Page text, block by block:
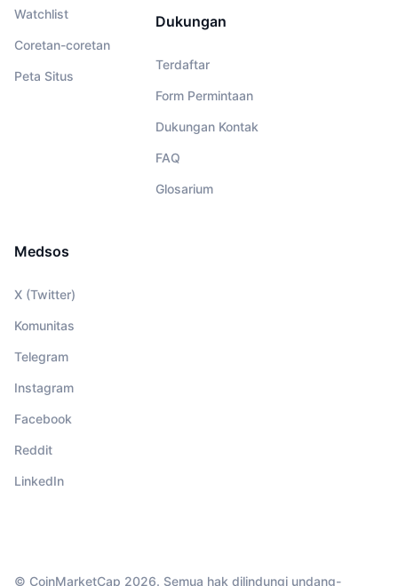
Watchlist
Coretan-coretan
Peta Situs
Dukungan
Terdaftar
Form Permintaan
Dukungan Kontak
FAQ
Glosarium
Medsos
X (Twitter)
Komunitas
Telegram
Instagram
Facebook
Reddit
LinkedIn
© CoinMarketCap 2026. Semua hak dilindungi undang-